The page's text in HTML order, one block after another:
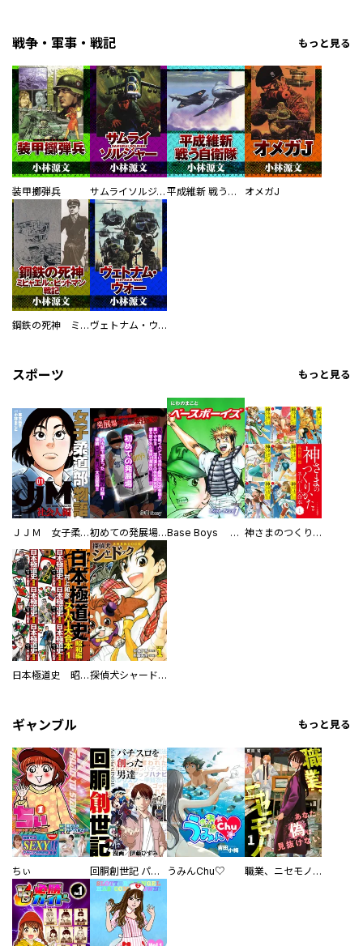
戦争・軍事・戦記 もっと見る
装甲擲弾兵 サムライソルジャー SAMURAI SOLDIER 平成維新 戦う自衛隊 オメガJ
鋼鉄の死神 ミヒャエル・ビットマン戦記 ヴェトナム・ウォー VIETNAM WAR
スポーツ もっと見る
ＪＪＭ 女子柔道部物語 社会人編 初めての発展場 【白抜き修正版】 Base Boys 新装版 神さまのつくりかた。スーパー大合本
日本極道史 昭和編 スーパー大合本 探偵犬シャードック（新装版）
ギャンブル もっと見る
ちぃ 回胴創世記 パチスロを創った男達 うみんChu♡ 職業、ニセモノ～あなたに偽は見抜けない【電子単行本版】